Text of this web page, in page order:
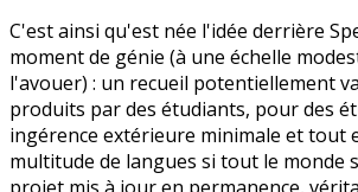
C'est ainsi qu'est née l'idée derrière
moment de génie (à une échelle
l'avouer) : un recueil potentiellement
produits par des étudiants, pour des
ingérence extérieure minimale et tout
multitude de langues si tout le monde